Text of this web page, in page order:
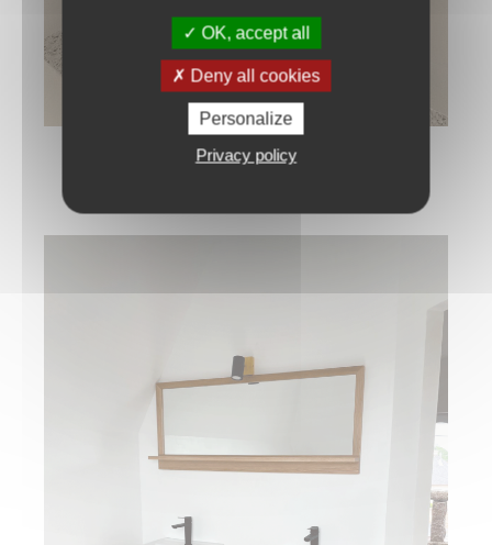
Salle De Bain
Salle de Bain
OK, accept all
Deny all cookies
Personalize
Privacy policy